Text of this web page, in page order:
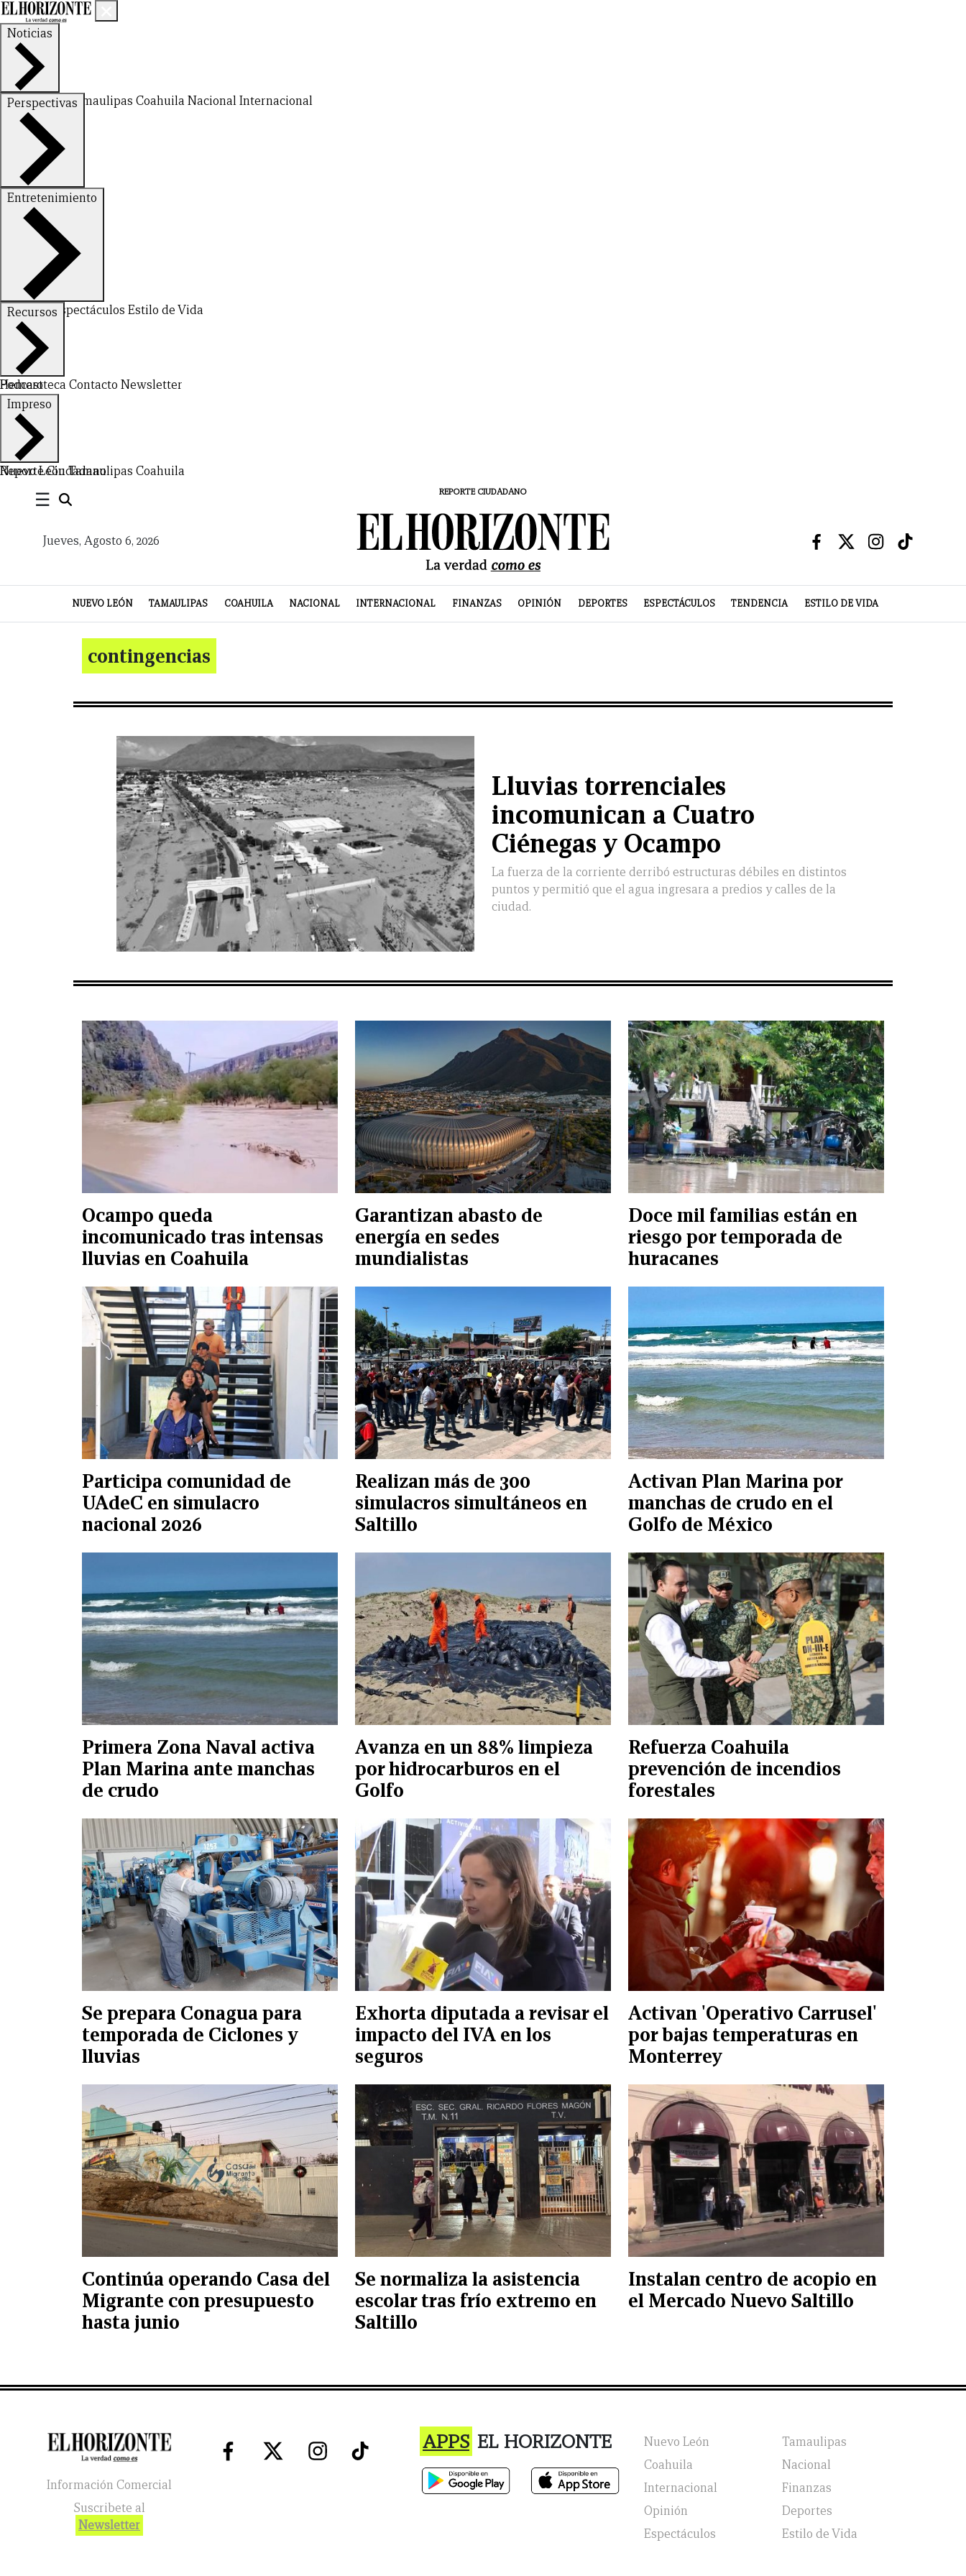
Noticias
Nuevo LeónTamaulipas Coahuila NacionalInternacional
Perspectivas
FinanzasOpinión
Entretenimiento
DeportesEspectáculos Estilo de Vida
Recursos
Hemeroteca Contacto Newsletter
Podcast
Impreso
Nuevo LeónTamaulipas Coahuila
Reporte Ciudadano
☰ REPORTE CIUDADANO
Jueves, Agosto 6, 2026
NUEVO LEÓN TAMAULIPAS COAHUILA NACIONAL INTERNACIONAL FINANZAS OPINIÓN DEPORTES ESPECTÁCULOS TENDENCIA ESTILO DE VIDA
CERRAR
NUEVO
TAMAULIPAS
COAHUILA
NACIONAL
INTERNACIONAL
FINANZAS
OPINIÓN
DEPORTES
ESPECTÁCULOS
TENDENCIA
ESTILO
VIDA
PODCAST
CONTACTO
NEWSLETTER
HEMEROTECA
SUPLEMENTOS
contingencias
Lluvias torrenciales
incomunican a Cuatro
Ciénegas y Ocampo
La fuerza de la corriente derribó estructuras débiles en distintos
puntos y permitió que el agua ingresara a predios y calles de la
ciudad.
Ocampo queda
incomunicado tras intensas
lluvias en Coahuila
Garantizan abasto de
energía en sedes
mundialistas
Doce mil familias están en
riesgo por temporada de
huracanes
Participa comunidad de
UAdeC en simulacro
nacional 2026
Realizan más de 300
simulacros simultáneos en
Saltillo
Activan Plan Marina por
manchas de crudo en el
Golfo de México
Primera Zona Naval activa
Plan Marina ante manchas
de crudo
Avanza en un 88% limpieza
por hidrocarburos en el
Golfo
Refuerza Coahuila
prevención de incendios
forestales
Se prepara Conagua para
temporada de Ciclones y
lluvias
Exhorta diputada a revisar el
impacto del IVA en los
seguros
Activan 'Operativo Carrusel'
por bajas temperaturas en
Monterrey
Continúa operando Casa del
Migrante con presupuesto
hasta junio
Se normaliza la asistencia
escolar tras frío extremo en
Saltillo
Instalan centro de acopio en
el Mercado Nuevo Saltillo
Información Comercial
Suscribete al
Newsletter
APPS EL HORIZONTE Nuevo León
Tamaulipas
Coahuila
Nacional
Internacional
Finanzas
Opinión
Deportes
Espectáculos
Estilo de Vida